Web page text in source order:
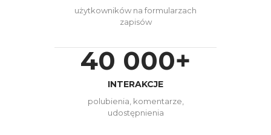
użytkowników na formularzach
zapisów
40 000+
INTERAKCJE
polubienia, komentarze,
udostępnienia